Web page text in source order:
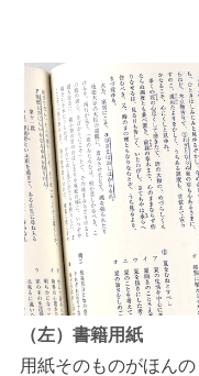
（左）書籍用紙
用紙そのものがほん